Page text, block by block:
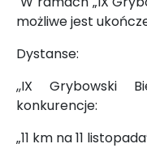
możliwe jest
Dystanse:
,,IX Grybowski
konkurencje:
„11 km na 11